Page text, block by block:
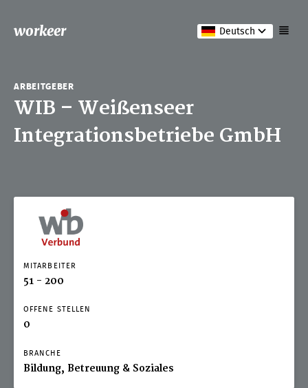
workeer Deutsch
ARBEITGEBER
WIB – Weißenseer
Integrationsbetriebe GmbH
MITARBEITER
51 - 200
OFFENE STELLEN
0
BRANCHE
Bildung, Betreuung & Soziales